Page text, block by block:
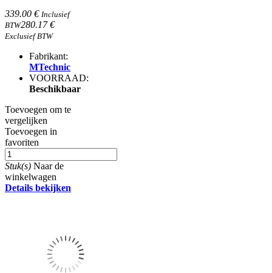
339.00 € Inclusief
BTW280.17 €
Exclusief BTW
Fabrikant:
MTechnic
VOORRAAD:
Beschikbaar
Toevoegen om te
vergelijken
Toevoegen in
favoriten
Stuk(s) Naar de
winkelwagen
Details bekijken